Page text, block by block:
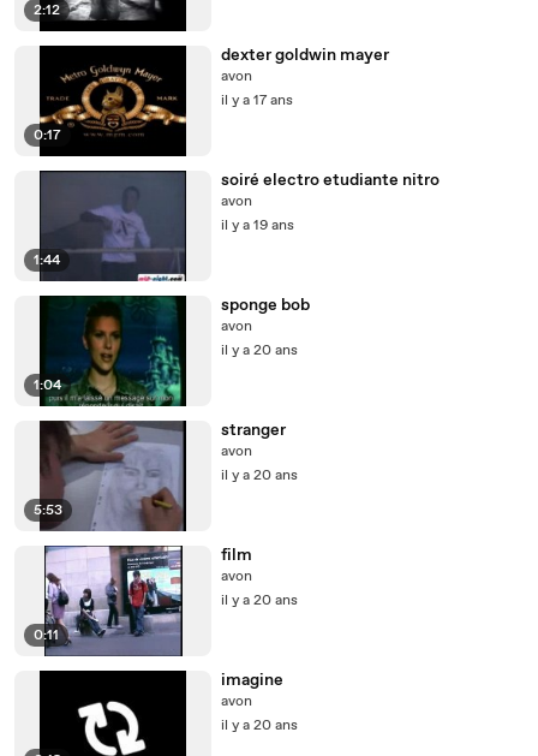
2:12
0:17
dexter goldwin mayer
avon
il y a 17 ans
1:44
soiré electro etudiante nitro
avon
il y a 19 ans
1:04
sponge bob
avon
il y a 20 ans
5:53
stranger
avon
il y a 20 ans
0:11
film
avon
il y a 20 ans
imagine
avon
il y a 20 ans